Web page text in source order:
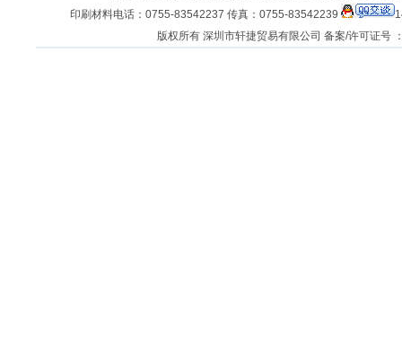
印刷材料电话：0755-83542237 传真：0755-83542239
版权所有 深圳市轩捷贸易有限公司 备案/许可证号